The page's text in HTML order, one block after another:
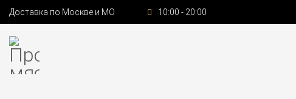
Доставка по Москве и МО 10:00 - 20:00